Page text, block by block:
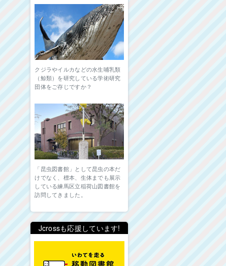
クジラやイルカなどの水生哺乳類
（鯨類）を研究している学術研究
団体をご存じですか？
「昆虫図書館」として昆虫の本だ
けでなく、標本、生体までも展示
している練馬区立稲荷山図書館を
訪問してきました。
Jcrossも応援しています!